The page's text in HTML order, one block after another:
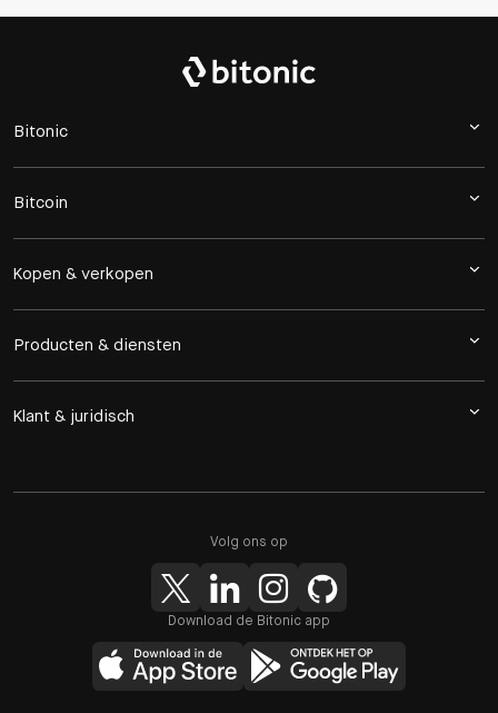
Bitonic
Bitcoin
Kopen & verkopen
Producten & diensten
Klant & juridisch
Volg ons op
Download de Bitonic app